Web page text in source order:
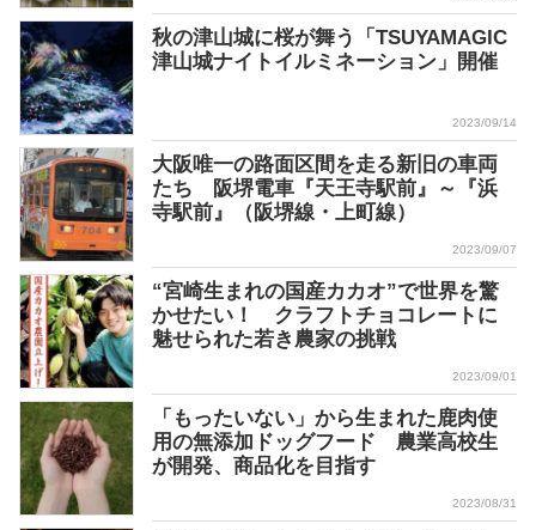
秋の津山城に桜が舞う「TSUYAMAGIC
津山城ナイトイルミネーション」開催
2023/09/14
大阪唯一の路面区間を走る新旧の車両
たち 阪堺電車『天王寺駅前』～『浜
寺駅前』（阪堺線・上町線）
2023/09/07
“宮崎生まれの国産カカオ”で世界を驚
かせたい！ クラフトチョコレートに
魅せられた若き農家の挑戦
2023/09/01
「もったいない」から生まれた鹿肉使
用の無添加ドッグフード 農業高校生
が開発、商品化を目指す
2023/08/31